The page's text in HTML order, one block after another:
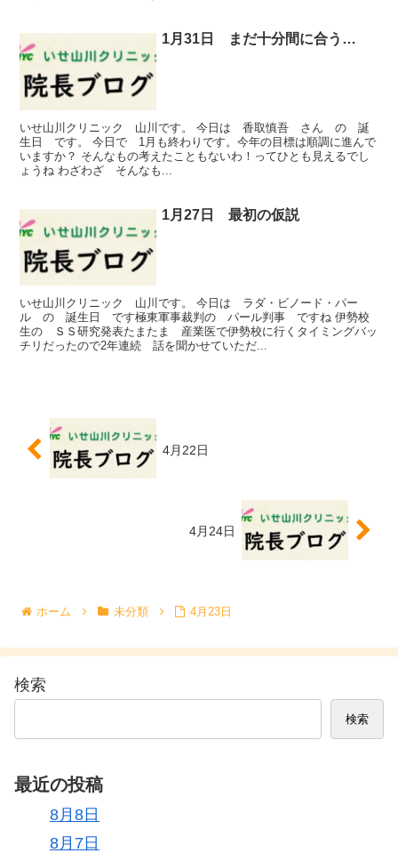
1月31日 まだ十分間に合う…
いせ山川クリニック 山川です。 今日は 香取慎吾 さん の 誕
生日 です。 今日で 1月も終わりです。今年の目標は順調に進んで
いますか？ そんなもの考えたこともないわ！ってひとも見えるでし
ょうね わざわざ そんなも...
1月27日 最初の仮説
いせ山川クリニック 山川です。 今日は ラダ・ビノード・パー
ル の 誕生日 です極東軍事裁判の パール判事 ですね 伊勢校
生の ＳＳ研究発表たまたま 産業医で伊勢校に行くタイミングバッ
チリだったので2年連続 話を聞かせていただ...
4月22日
4月24日
ホーム 未分類 4月23日
検索
検索
最近の投稿
8月8日
8月7日